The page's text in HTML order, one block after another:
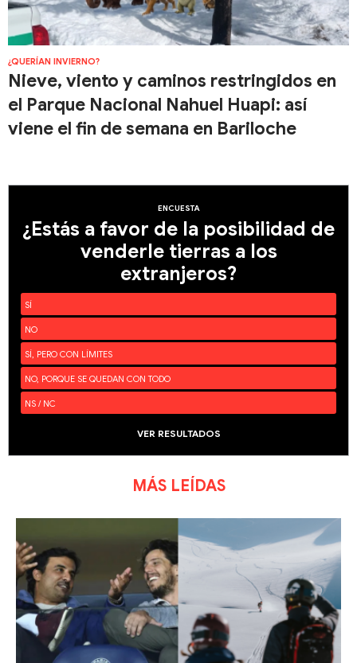
¿QUERÍAN INVIERNO?
Nieve, viento y caminos restringidos en
el Parque Nacional Nahuel Huapi: así
viene el fin de semana en Bariloche
ENCUESTA
¿Estás a favor de la posibilidad de
venderle tierras a los
extranjeros?
SÍ
NO
SÍ, PERO CON LÍMITES
NO, PORQUE SE QUEDAN CON TODO
NS / NC
VER RESULTADOS
MÁS LEÍDAS